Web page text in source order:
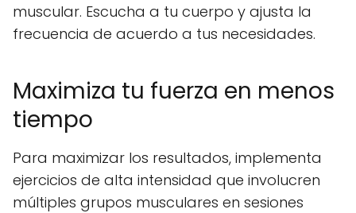
muscular. Escucha a tu cuerpo y ajusta la
frecuencia de acuerdo a tus necesidades.
Maximiza tu fuerza en menos
tiempo
Para maximizar los resultados, implementa
ejercicios de alta intensidad que involucren
múltiples grupos musculares en sesiones